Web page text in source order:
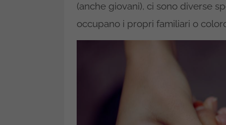
(anche giovani), ci sono diverse
occupano i propri familiari o